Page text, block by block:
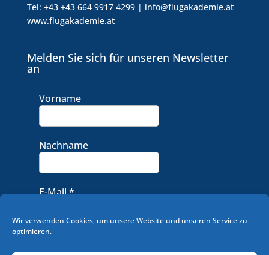
Wir verwenden Cookies, um unsere Website und unseren Service zu
optimieren.
Tel: +43 +43 664 9917 4299 | info@flugakademie.at
www.flugakademie.at
Melden Sie sich für unseren Newsletter
an
Vorname
Nachname
E-Mail*